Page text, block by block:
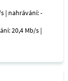
| nahrávání: -
20,4 Mb/s |